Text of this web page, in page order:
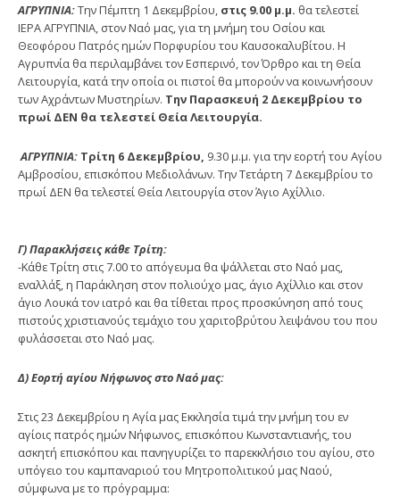
ΑΓΡΥΠΝΙΑ:Την Πέμπτη 1 Δεκεμβρίου, στις 9.00 μ.μ. θα τελεστεί
ΙΕΡΑ ΑΓΡΥΠΝΙΑ, στον Ναό μας, για τη μνήμη του Οσίου και
Θεοφόρου Πατρός ημών Πορφυρίου του Καυσοκαλυβίτου. Η
Αγρυπνία θα περιλαμβάνει τον Εσπερινό, τον Όρθρο και τη Θεία
Λειτουργία, κατά την οποία οι πιστοί θα μπορούν να κοινωνήσουν
των Αχράντων Μυστηρίων. Την Παρασκευή 2 Δεκεμβρίου το
πρωί ΔΕΝ θα τελεστεί Θεία Λειτουργία.
ΑΓΡΥΠΝΙΑ: Τρίτη 6 Δεκεμβρίου, 9.30 μ.μ. για την εορτή του Αγίου
Αμβροσίου, επισκόπου Μεδιολάνων. Την Τετάρτη 7 Δεκεμβρίου το
πρωί ΔΕΝ θα τελεστεί Θεία Λειτουργία στον Άγιο Αχίλλιο.
Γ) Παρακλήσεις κάθε Τρίτη:
-Κάθε Τρίτη στις 7.00 το απόγευμα θα ψάλλεται στο Ναό μας,
εναλλάξ, η Παράκληση στον πολιούχο μας, άγιο Αχίλλιο και στον
άγιο Λουκά τον ιατρό και θα τίθεται προς προσκύνηση από τους
πιστούς χριστιανούς τεμάχιο του χαριτοβρύτου λειψάνου του που
φυλάσσεται στο Ναό μας.
Δ) Εορτή αγίου Νήφωνος στο Ναό μας:
Στις 23 Δεκεμβρίου η Αγία μας Εκκλησία τιμά την μνήμη του εν
αγίοις πατρός ημών Νήφωνος, επισκόπου Κωνσταντιανής, του
ασκητή επισκόπου και πανηγυρίζει το παρεκκλήσιο του αγίου, στο
υπόγειο του καμπαναριού του Μητροπολιτικού μας Ναού,
σύμφωνα με το πρόγραμμα: